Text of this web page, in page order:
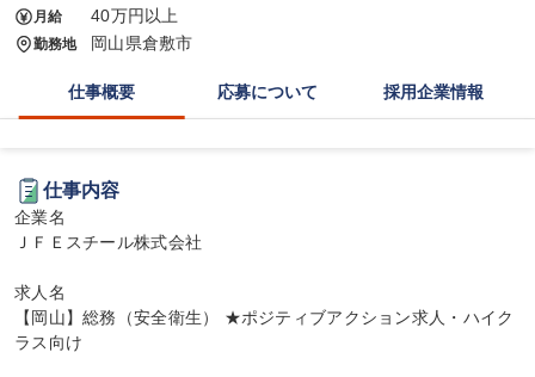
月給 40万円以上
勤務地 岡山県倉敷市
仕事概要 応募について 採用企業情報
仕事内容
企業名
ＪＦＥスチール株式会社
求人名
【岡山】総務（安全衛生） ★ポジティブアクション求人・ハイク
ラス向け